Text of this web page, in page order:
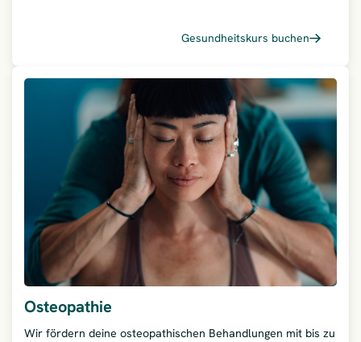
Gesundheitskurs buchen –
Osteopathie
Wir fördern deine osteopathischen Behandlungen mit bis zu